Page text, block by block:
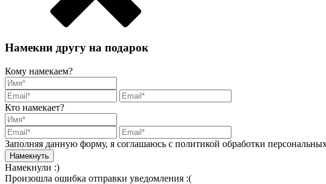
Намекни другу на подарок
Кому намекаем?
Кто намекает?
Заполняя данную форму, я соглашаюсь с политикой обработки
Намекнули :)
Произошла ошибка отправки уведомления :(